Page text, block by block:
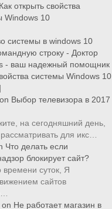
Как открыть свойства
Windows 10
системы в windows 10
строку - Доктор
- ваш надежный помощник
системы Windows 10
on Выбор телевизора в 2017
на сегодняшний день,
для икс…
Что делать если
блокирует сайт?
времени суток, Я
сайтов
on Не работает магазин в